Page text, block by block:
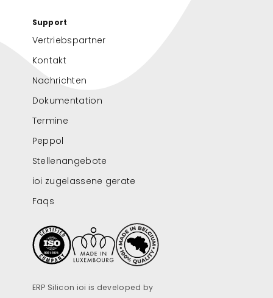
Support
Vertriebspartner
Kontakt
Nachrichten
Dokumentation
Termine
Peppol
Stellenangebote
ioi zugelassene gerate
Faqs
ERP Silicon ioi is developed by